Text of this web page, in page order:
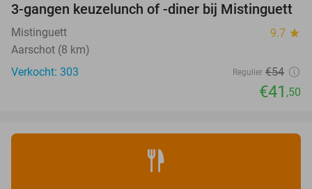
23%
3-gangen keuzelunch of -diner bij Mistinguett
Mistinguett 9.7 star
Aarschot (8 km)
Verkocht: 303
Regulier €54
€41 ,50